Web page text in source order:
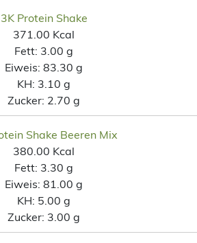
3K Protein Shake
371.00 Kcal
Fett: 3.00 g
Eiweis: 83.30 g
KH: 3.10 g
Zucker: 2.70 g
Shake Beeren Mix
380.00 Kcal
Fett: 3.30 g
Eiweis: 81.00 g
KH: 5.00 g
Zucker: 3.00 g